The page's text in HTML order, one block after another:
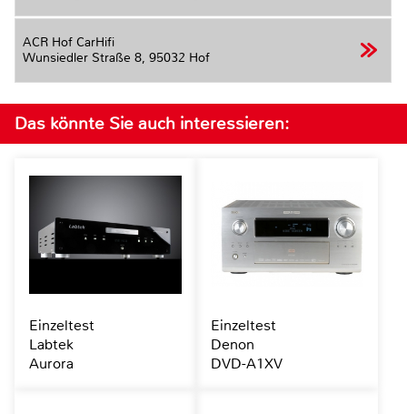
ACR Hof CarHifi
Wunsiedler Straße 8, 95032 Hof
Das könnte Sie auch interessieren:
Einzeltest
Labtek
Aurora
Einzeltest
Denon
DVD-A1XV